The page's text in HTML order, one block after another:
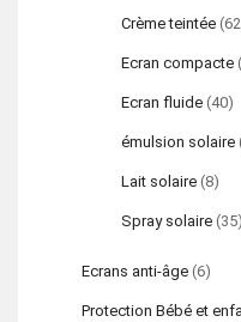
Crème teintée
Ecran compacte
Ecran fluide (40)
émulsion solaire
Lait solaire (8)
Spray solaire (35)
Ecrans anti-âge (6)
Protection Bébé et